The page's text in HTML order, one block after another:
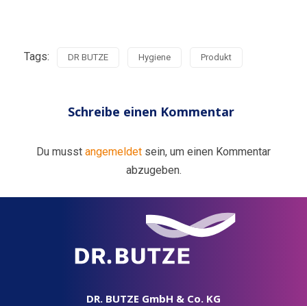
Tags: DR BUTZE Hygiene Produkt
Schreibe einen Kommentar
Du musst angemeldet sein, um einen Kommentar
abzugeben.
DR. BUTZE GmbH & Co. KG